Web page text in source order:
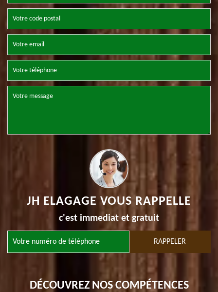
JH ELAGAGE VOUS RAPPELLE
c'est immediat et gratuit
DÉCOUVREZ NOS COMPÉTENCES